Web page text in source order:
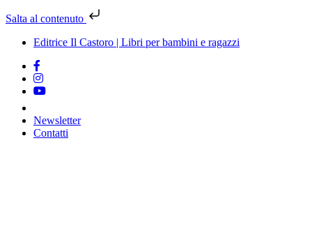
Salta al contenuto
Editrice Il Castoro | Libri per bambini e ragazzi
Newsletter
Contatti